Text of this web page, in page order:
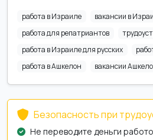
работа в Израиле
вакансии в
работа для репатриантов
работа в Израиле для русских
работа в Ашкелон
вакансии
Безопасность при
Не переводите деньги